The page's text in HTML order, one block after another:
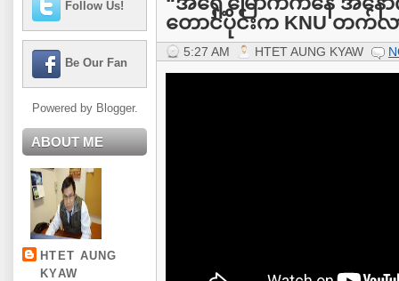
Follow Us!
Be Our Fan
Powered by Blogger.
ABOUT ME
HTET AUNG
KYAW
တောင်ပိုင်းက KNU တက်လ
5:27 AM HTET AUNG KYAW